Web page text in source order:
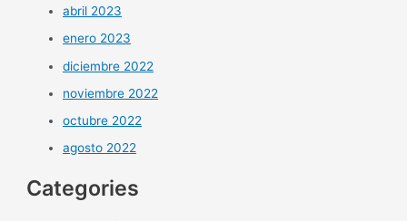
abril 2023
enero 2023
diciembre 2022
noviembre 2022
octubre 2022
agosto 2022
Categories